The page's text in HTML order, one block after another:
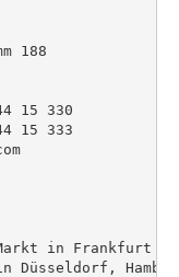
188
15 330
15 333
in Frankfurt
Düsseldorf,